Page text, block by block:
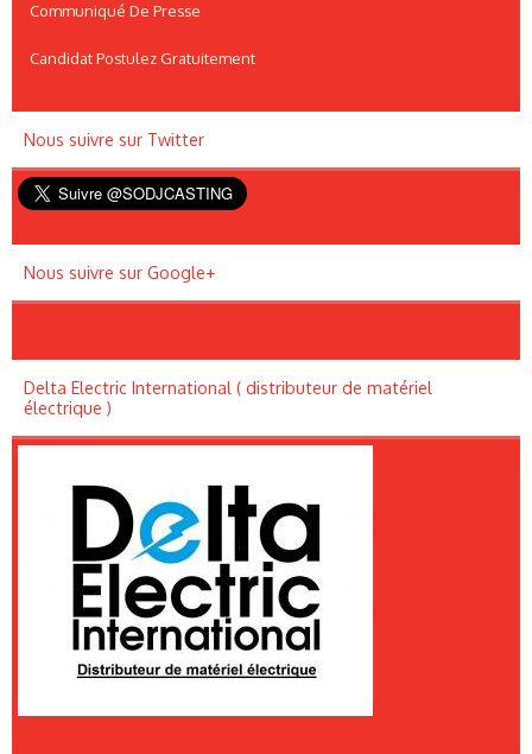
Communiqué De Presse
Candidat Postulez Gratuitement
Nous suivre sur Twitter
Nous suivre sur Google+
Delta Electric International ( distributeur de matériel
électrique )